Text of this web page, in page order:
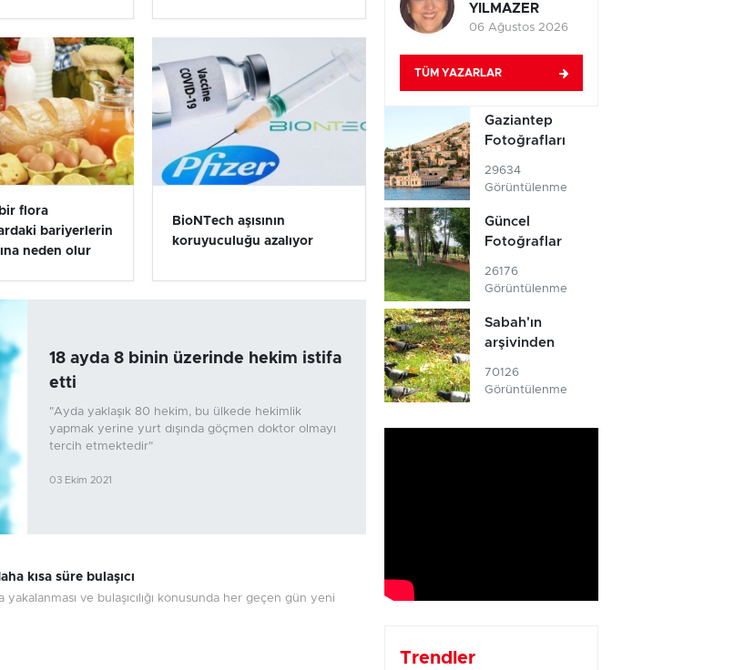
bir flora
bariyerlerin
neden olur
BioNTech aşısının
koruyuculuğu azalıyor
18 ayda 8 binin üzerinde hekim istifa
etti
"Ayda yaklaşık 80 hekim, bu ülkede hekimlik
yapmak yerine yurt dışında göçmen doktor olmayı
tercih etmektedir"
03 Ekim 2021
kısa süre bulaşıcı
yakalanması ve bulaşıcılığı konusunda her geçen gün yeni
YILMAZER
06 Ağustos 2026
TÜM YAZARLAR
Gaziantep
Fotoğrafları
29634
Görüntülenme
Güncel
Fotoğraflar
26176
Görüntülenme
Sabah'ın
arşivinden
70126
Görüntülenme
Trendler